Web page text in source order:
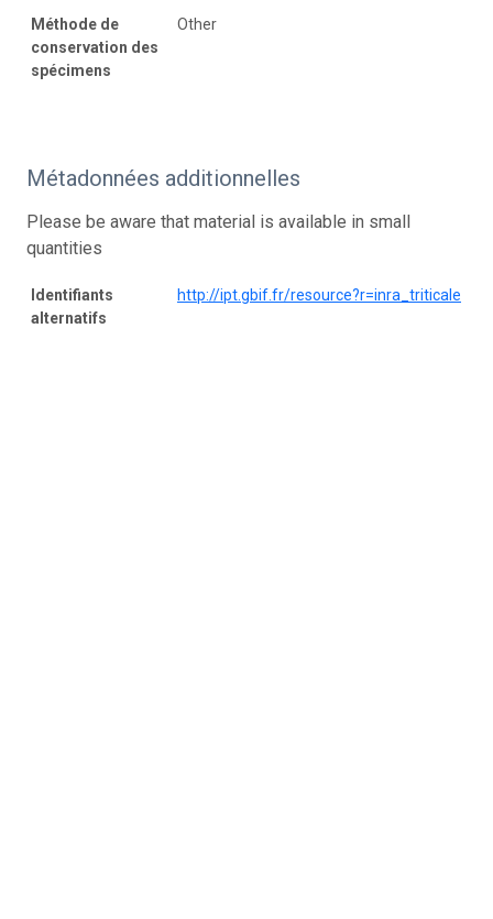
Méthode de
conservation des
spécimens
Other
Métadonnées additionnelles
Please be aware that material is available in small
quantities
Identifiants
alternatifs
http://ipt.gbif.fr/resource?r=inra_triticale